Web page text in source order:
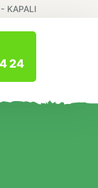
KAPALI
24